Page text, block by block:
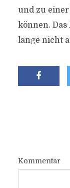
und zu
können.
lange nicht
Kommentar